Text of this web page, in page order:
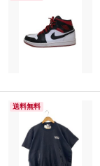
送料無料